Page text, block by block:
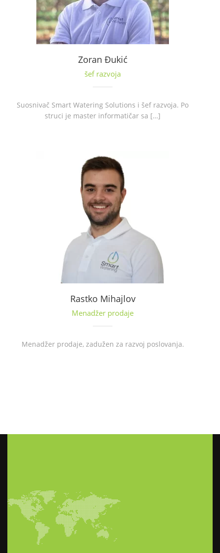
Zoran Đukić
šef razvoja
Suosnivač Smart Watering Solutions i šef razvoja. Po
struci je master informatičar sa […]
Rastko Mihajlov
Menadžer prodaje
Menadžer prodaje, zadužen za razvoj poslovanja.